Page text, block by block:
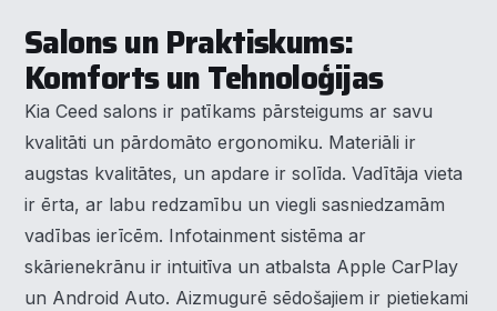
Salons un Praktiskums:
Komforts un Tehnoloģijas
Kia Ceed salons ir patīkams pārsteigums ar savu
kvalitāti un pārdomāto ergonomiku. Materiāli ir
augstas kvalitātes, un apdare ir solīda. Vadītāja vieta
ir ērta, ar labu redzamību un viegli sasniedzamām
vadības ierīcēm. Infotainment sistēma ar
skārienekrānu ir intuitīva un atbalsta Apple CarPlay
un Android Auto. Aizmugurē sēdošajiem ir pietiekami